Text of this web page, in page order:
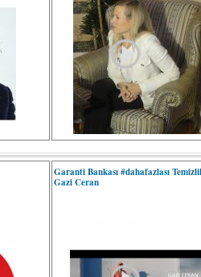
Garanti Bankası #dahafazlası
Gazi Ceran